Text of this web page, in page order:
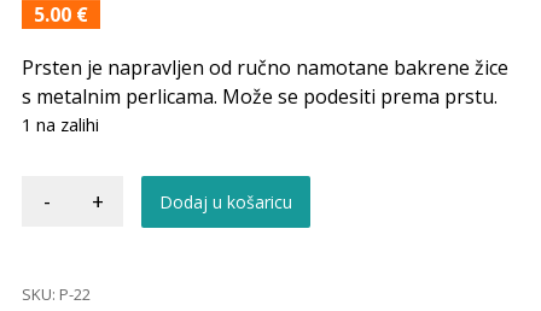
5.00 €
Prsten je napravljen od ručno namotane bakrene žice
s metalnim perlicama. Može se podesiti prema prstu.
1 na zalihi
- + Dodaj u košaricu
SKU: P-22